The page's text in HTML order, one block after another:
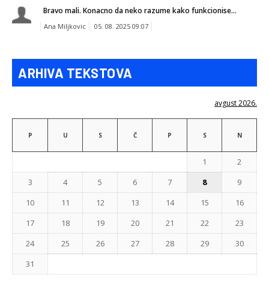
Bravo mali. Konacno da neko razume kako funkcionise...
Ana Miljkovic 05. 08. 2025 09:07
ARHIVA TEKSTOVA
avgust 2026.
P U S Č P S N
1
2
3
4 5 6 7 8
9
10
11 12 13 14 15
16
17
18 19 20 21 22
23
24
25 26 27 28 29
30
31